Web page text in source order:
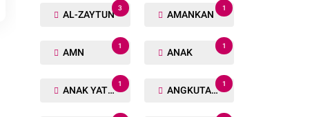
AL-ZAYTUN
3
AMANKAN
1
AMN
1
ANAK
1
ANAK YATIM
1
ANGKUTAN TRANSPORTASI
1